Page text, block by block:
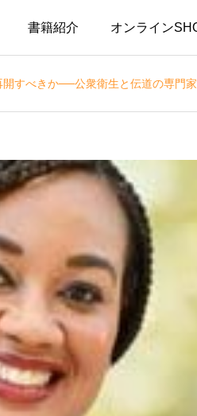
書籍紹介 オンライン
すべきか──公衆衛生と伝道の専門